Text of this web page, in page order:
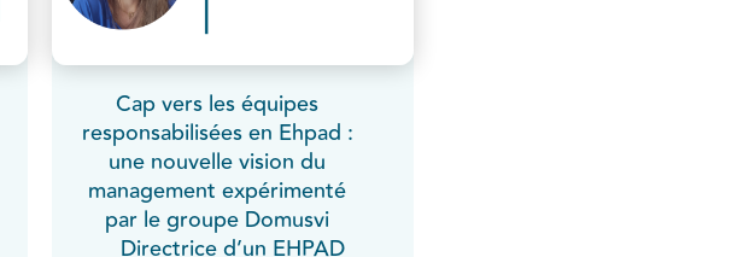
Cap vers les équipes
responsabilisées en Ehpad :
une nouvelle vision du
management expérimenté
par le groupe Domusvi
Directrice d’un EHPAD